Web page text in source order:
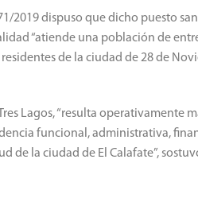
2019 dispuso que dicho puesto
“atiende una población de
de la ciudad de 28 de
Lagos, “resulta operativamente
funcional, administrativa,
de la ciudad de El Calafate”,